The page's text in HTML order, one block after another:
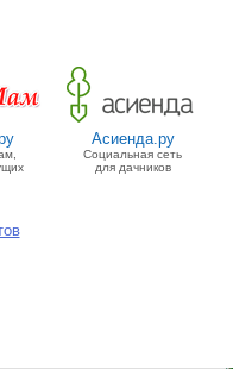
Асиенда.ру
Социальная сеть
для дачников